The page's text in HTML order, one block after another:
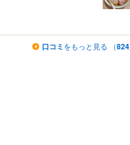
口コミ をもっと見る （824